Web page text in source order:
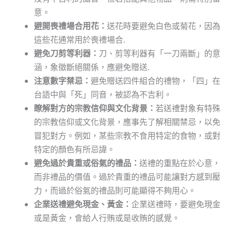
意。
避開喪禮場合用花： 送花時要避免白色或菊花，因為
這些花通常用於喪禮場合.
避免刀剪等利器： 刀、剪等利器有「一刀兩斷」的意
涵，象徵斷絕關係，應避免贈送.
注意數字禁忌： 避免贈送四件組合的禮物，「四」在
台語中與「死」同音，被認為不吉利。
瞭解對方的宗教信仰與文化背景： 若送禮對象有特殊
的宗教信仰或文化背景，應事先了解相關禁忌，以免
冒犯對方。例如，某些宗教不食用特定的食物，或對
特定的顏色有所忌諱。
避免過於貴重或俗氣的禮品： 送禮的重點在於心意，
而非禮品的價值。過於貴重的禮品可能讓對方感到壓
力，而過於俗氣的禮品則可能顯得不夠用心。
企業送禮避免現金、黃金： 企業送禮時，要避免現金
或是黃金，會給人行賄或是收賄的感覺。